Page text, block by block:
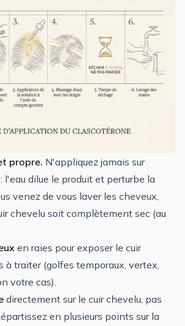
propre. N'appliquez jamais sur
l'eau dilue le produit et perturbe la
venez de vous laver les cheveux,
chevelu soit complètement sec (au
en raies pour exposer le cuir
à traiter (golfes temporaux, vertex,
votre cas).
directement sur le cuir chevelu, pas
en plusieurs points sur la